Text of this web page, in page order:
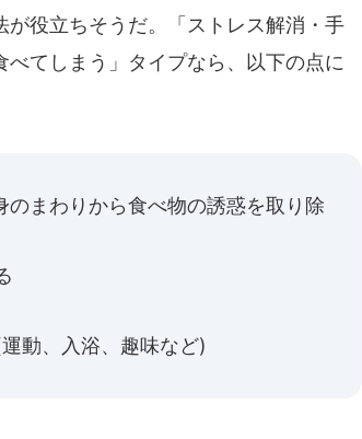
役立ちそうだ。「ストレス解消・手
てしまう」タイプなら、以下の点に
まわりから食べ物の誘惑を取り除
動、入浴、趣味など)